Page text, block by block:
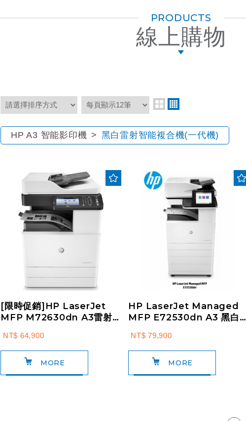
PRODUCTS
線上購物
HP A3 智能影印機 黑白雷射智能複合機(一代機)
[限時促銷]HP LaserJet
MFP M72630dn A3雷射
NT$ 64,900
MORE
HP LaserJet Managed
MFP E72530dn A3 黑白雷
NT$ 79,900
MORE